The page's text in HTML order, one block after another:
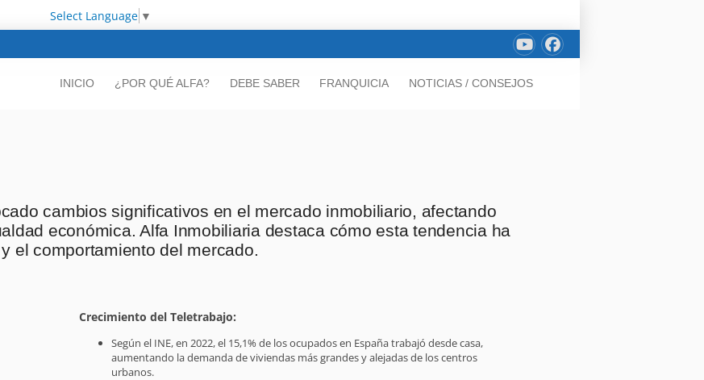
Select Language ▼
INICIO ¿POR QUÉ ALFA? DEBE SABER FRANQUICIA NOTICIAS / CONSEJOS
cambios significativos en el mercado inmobiliario, afectando
económica. Alfa Inmobiliaria destaca cómo esta tendencia ha
el comportamiento del mercado.
Crecimiento del Teletrabajo:
Según el INE, en 2022, el 15,1% de los ocupados en España trabajó desde casa,
aumentando la demanda de viviendas más grandes y alejadas de los centros
urbanos.